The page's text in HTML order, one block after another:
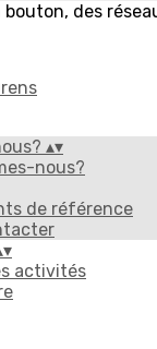
des
▴▾
nous?
de référence
▾
activités